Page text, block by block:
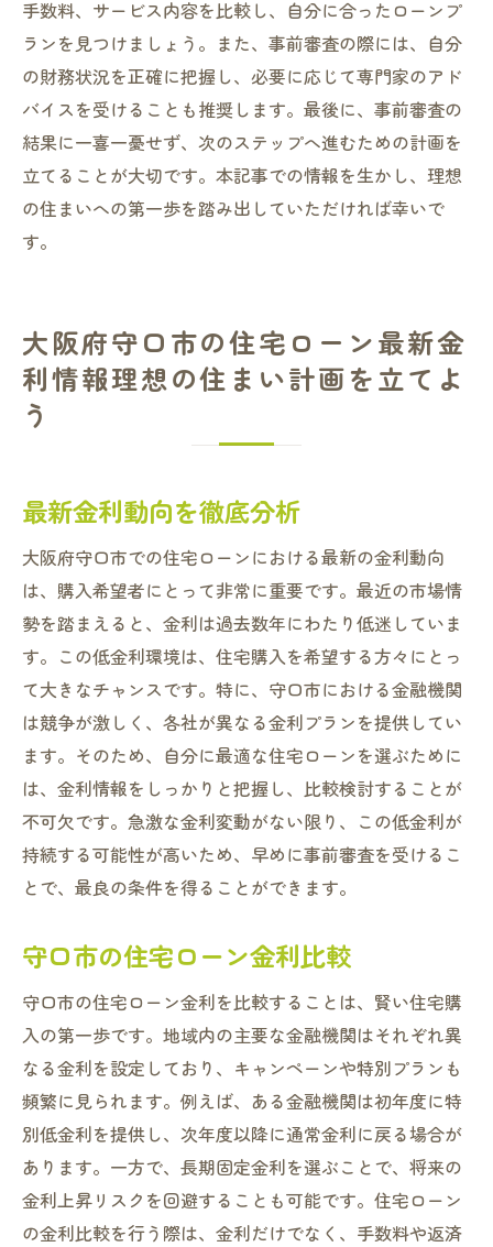
手数料、サービス内容を比較し、自分に合ったローンプ
ランを見つけましょう。また、事前審査の際には、自分
の財務状況を正確に把握し、必要に応じて専門家のアド
バイスを受けることも推奨します。最後に、事前審査の
結果に一喜一憂せず、次のステップへ進むための計画を
立てることが大切です。本記事での情報を生かし、理想
の住まいへの第一歩を踏み出していただければ幸いで
す。
大阪府守口市の住宅ローン最新金
利情報理想の住まい計画を立てよ
う
最新金利動向を徹底分析
大阪府守口市での住宅ローンにおける最新の金利動向
は、購入希望者にとって非常に重要です。最近の市場情
勢を踏まえると、金利は過去数年にわたり低迷していま
す。この低金利環境は、住宅購入を希望する方々にとっ
て大きなチャンスです。特に、守口市における金融機関
は競争が激しく、各社が異なる金利プランを提供してい
ます。そのため、自分に最適な住宅ローンを選ぶために
は、金利情報をしっかりと把握し、比較検討することが
不可欠です。急激な金利変動がない限り、この低金利が
持続する可能性が高いため、早めに事前審査を受けるこ
とで、最良の条件を得ることができます。
守口市の住宅ローン金利比較
守口市の住宅ローン金利を比較することは、賢い住宅購
入の第一歩です。地域内の主要な金融機関はそれぞれ異
なる金利を設定しており、キャンペーンや特別プランも
頻繁に見られます。例えば、ある金融機関は初年度に特
別低金利を提供し、次年度以降に通常金利に戻る場合が
あります。一方で、長期固定金利を選ぶことで、将来の
金利上昇リスクを回避することも可能です。住宅ローン
の金利比較を行う際は、金利だけでなく、手数料や返済